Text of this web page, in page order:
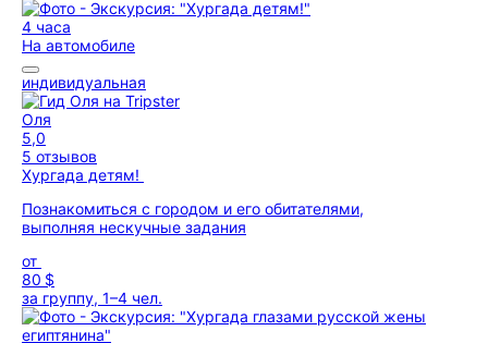
4 часа
На автомобиле
индивидуальная
Оля
5,0
5 отзывов
Хургада детям!
Познакомиться с городом и его обитателями,
выполняя нескучные задания
от
80 $
за группу, 1–4 чел.